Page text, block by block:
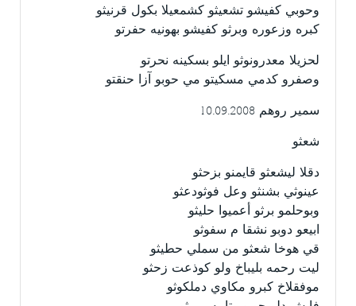
وحوبي كفيشو تشعيثو كشمعيلا بكول قرنيثو
كبره وزعوره وبرثو كفيشو بهونيه حفرتو
لحزيلا معدرونوثو ايلو بسكينه نحرتو
وصفرو كدمي مسكيتو مي حوبو آزا حنقتو
سمير روهم 10.09.2008
شعثو
دقلا ليشعثو قايمنو بزحثو
عينوثي بشنثو وعل فوثودعثو
وبوحلمو برثو أعميوا حليثو
ابيعو دوبو نشقا م سفوثو
قي هوخا شعثو من سملي حطيثو
ليت رحمه بليباخ ولو كوذعت زحثو
موفقلاخ كبرو مكاوي دملكوثو